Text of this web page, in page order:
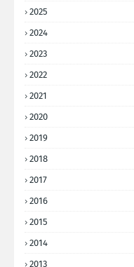
2025
2024
2023
2022
2021
2020
2019
2018
2017
2016
2015
2014
2013